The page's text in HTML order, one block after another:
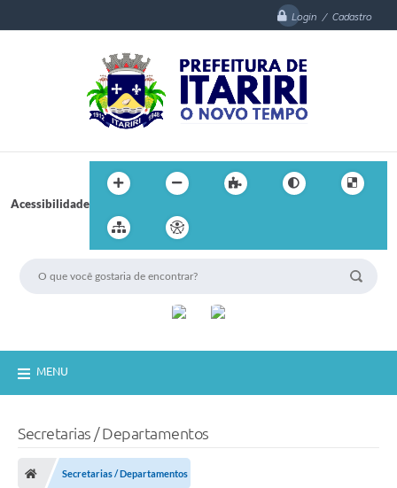
Login / Cadastro
Acessibilidade
MENU
Secretarias / Departamentos
Secretarias / Departamentos